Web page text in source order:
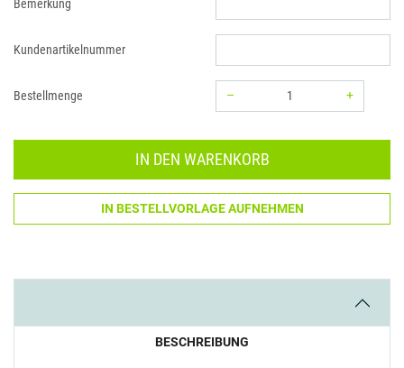
Bemerkung
Kundenartikelnummer
Bestellmenge –
+
IN DEN WARENKORB
IN BESTELLVORLAGE AUFNEHMEN
BESCHREIBUNG